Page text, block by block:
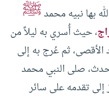
بها نبيه محمدﷺ
، حيث أُسري به ليلاً من
الأقصى، ثم عُرج به إلى
صلى النبي محمد
إلى تقدمه على سائر